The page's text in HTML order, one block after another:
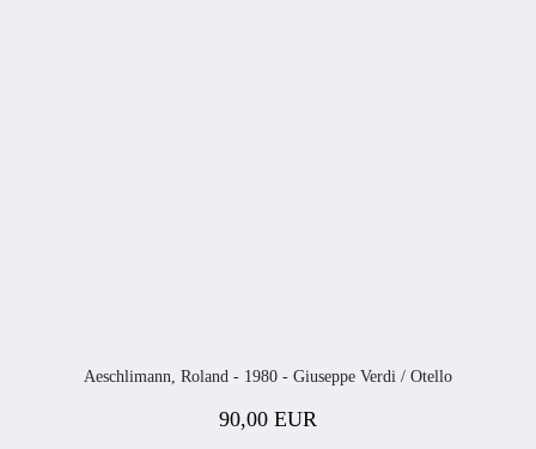
Aeschlimann, Roland - 1980 - Giuseppe Verdi / Otello
90,00 EUR